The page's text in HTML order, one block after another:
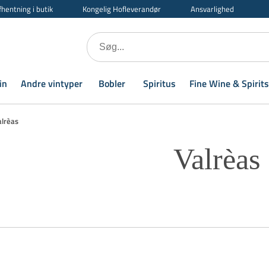
i butik Kongelig Hofleverandør Ansvarlighed
Andre vintyper Bobler Spiritus Fine Wine & Spirits
Valrèas